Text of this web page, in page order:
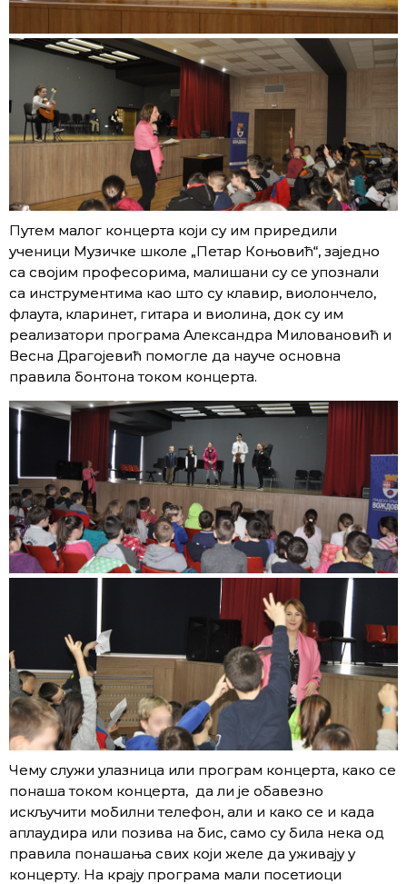
Путем малог концерта који су им приредили
ученици Музичке школе „Петар Коњовић“, заједно
са својим професорима, малишани су се упознали
са инструментима као што су клавир, виолончело,
флаута, кларинет, гитара и виолина, док су им
реализатори програма Александра Миловановић и
Весна Драгојевић помогле да науче основна
правила бонтона током концерта.
Чему служи улазница или програм концерта, како се
понаша током концерта, да ли је обавезно
искључити мобилни телефон, али и како се и када
аплаудира или позива на бис, само су била нека од
правила понашања свих који желе да уживају у
концерту. На крају програма мали посетиоци